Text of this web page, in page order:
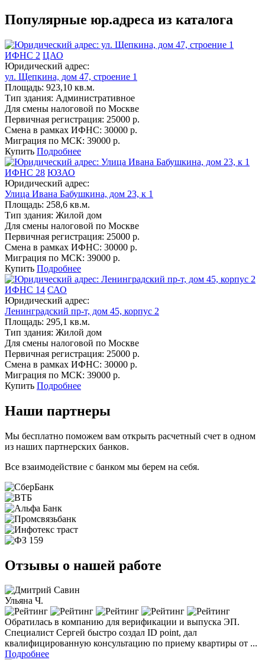
Популярные юр.адреса из каталога
ИФНС 2 ЦАО
Юридический адрес:
ул. Щепкина, дом 47, строение 1
Площадь: 923,10 кв.м.
Тип здания: Административное
Для смены налоговой по Москве
Первичная регистрация: 25000 р.
Смена в рамках ИФНС: 30000 р.
Миграция по МСК: 39000 р.
Купить Подробнее
ИФНС 28 ЮЗАО
Юридический адрес:
Улица Ивана Бабушкина, дом 23, к 1
Площадь: 258,6 кв.м.
Тип здания: Жилой дом
Для смены налоговой по Москве
Первичная регистрация: 25000 р.
Смена в рамках ИФНС: 30000 р.
Миграция по МСК: 39000 р.
Купить Подробнее
ИФНС 14 САО
Юридический адрес:
Ленинградский пр-т, дом 45, корпус 2
Площадь: 295,1 кв.м.
Тип здания: Жилой дом
Для смены налоговой по Москве
Первичная регистрация: 25000 р.
Смена в рамках ИФНС: 30000 р.
Миграция по МСК: 39000 р.
Купить Подробнее
Наши партнеры
Мы бесплатно поможем вам открыть расчетный счет в одном
из наших партнерских банков.
Все взаимодействие с банком мы берем на себя.
Отзывы о нашей работе
Ульяна Ч.
Обратилась в компанию для верификации и выпуска ЭП.
Специалист Сергей быстро создал ID point, дал
квалифицированную консультацию по приему квартиры от ...
Подробнее